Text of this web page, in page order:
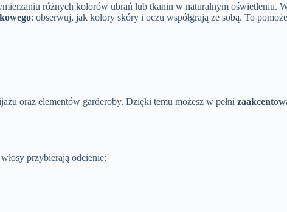
różnych kolorów ubrań lub tkanin w naturalnym oświetleniu.
: obserwuj, jak kolory skóry i oczu współgrają ze sobą. To
oraz elementów garderoby. Dzięki temu możesz w pełni
przybierają odcienie: